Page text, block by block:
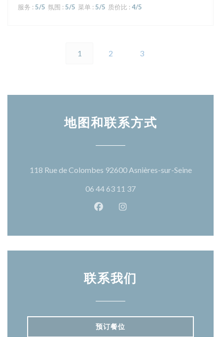
服务 : 5/5 氛围 : 5/5 菜单 : 5/5 质价比 : 4/5
1 2 3
地图和联系方式
118 Rue de Colombes 92600 Asnières-sur-Seine((在新
06 44 63 11 37
Facebook ((在新窗口中打开))
Instagram ((在新窗口中
联系我们
预订餐位